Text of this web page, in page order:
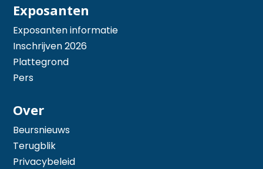
Exposanten
Exposanten informatie
Inschrijven 2026
Plattegrond
Pers
Over
Beursnieuws
Terugblik
Privacybeleid